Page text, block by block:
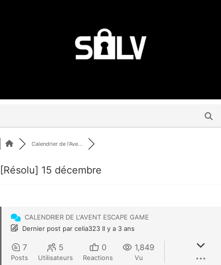
Calendrier de l'Ave...
[Résolu] 15 décembre
CALENDRIER DE L'AVENT ESCAPE GAME
Dernier post par celia323 Il y a 3 ans
7
Posts
5
Utilisateurs
0
Reactions
1,849
Vu